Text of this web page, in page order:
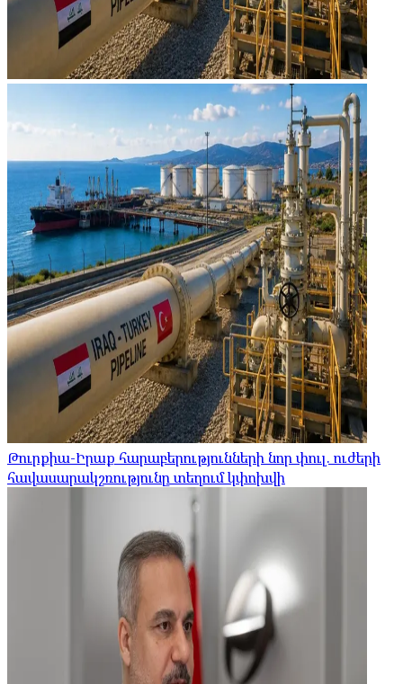
Թուրքիա-Իրաք հարաբերությունների նոր փուլ. ուժերի
հավասարակշռությունը տեղում կփոխվի